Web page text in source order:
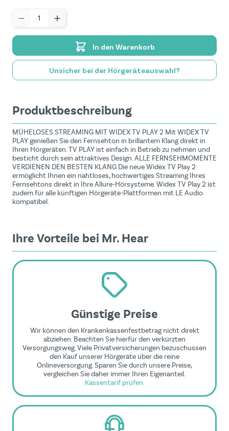
In den Warenkorb
Unsicher bei der Hörgeräteauswahl?
Produktbeschreibung
MÜHELOSES STREAMING MIT WIDEX TV PLAY 2 Mit WIDEX TV
PLAY genießen Sie den Fernsehton in brillantem Klang direkt in
Ihren Hörgeräten. TV PLAY ist einfach in Betrieb zu nehmen und
besticht durch sein attraktives Design. ALLE FERNSEHMOMENTE
VERDIENEN DEN BESTEN KLANG Die neue Widex TV Play 2
ermöglicht Ihnen ein nahtloses, hochwertiges Streaming Ihres
Fernsehtons direkt in Ihre Allure-Hörsysteme. Widex TV Play 2 ist
zudem für alle künftigen Hörgeräte-Plattformen mit LE Audio
kompatibel.
Ihre Vorteile bei Mr. Hear
Günstige Preise
Wir können den Krankenkassenfestbetrag nicht direkt
abziehen. Beachten Sie hierfür den verkürzten
Versorgungsweg. Viele Privatversicherungen bezuschussen
den Kauf unserer Hörgeräte über die reine
Onlineversorgung. Sparen Sie durch unsere Preise,
vergleichen Sie daher immer Ihren Eigenanteil.
Kassentarif prüfen.